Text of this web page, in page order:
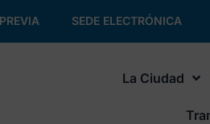
SEDE ELECTRÓNICA
La Ciudad